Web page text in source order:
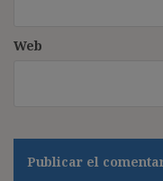
Web